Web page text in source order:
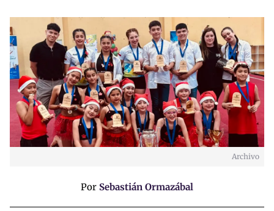
Archivo
Por Sebastián Ormazábal